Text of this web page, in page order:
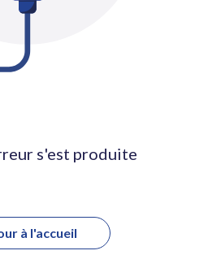
s'est produite
à l'accueil